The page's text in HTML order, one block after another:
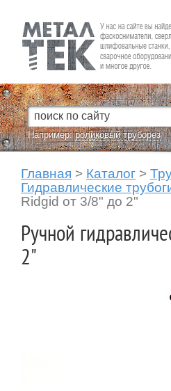
Fein — Профессиональный электроинструмент для
металла.
Например:роликовый труборез
Главная > Каталог >
Гидравлические
Ridgid от 3/8" до 2"
Ручной
2"